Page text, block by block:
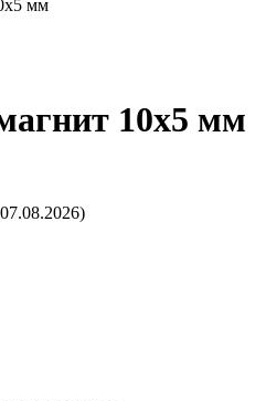
мм
10х5 мм